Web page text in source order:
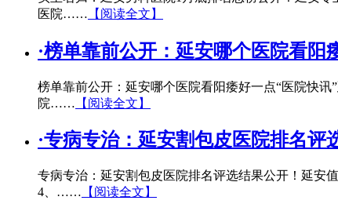
医院…… 【阅读全文】
·榜单靠前公开：延安哪个医院看阳
榜单靠前公开：延安哪个医院看阳痿好一点“医院快
院…… 【阅读全文】
·专病专治：延安割包皮医院排名评
专病专治：延安割包皮医院排名评选结果公开！延安
4、…… 【阅读全文】